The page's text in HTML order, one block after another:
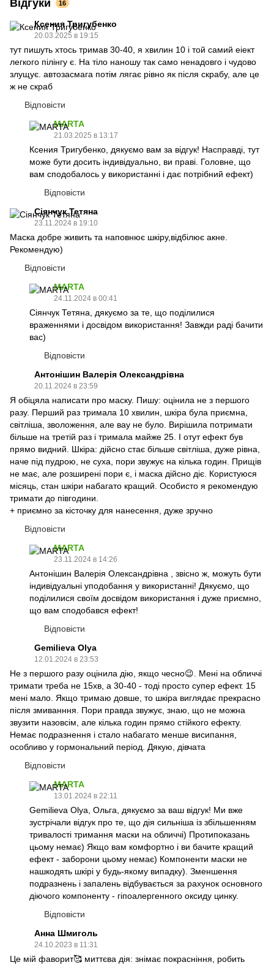
Відгуки 16
Ксения Тригубенко
20.03.2025 в 19:15
тут пишуть хтось тримав 30-40, я хвилин 10 і той самий еіект
легкого пілінгу є. На тіло наношу так само ненадовго і чудово
злущує. автозасмага потім лягає рівно як після скрабу, але це
ж не скраб
Відповісти
MARTA
21.03.2025 в 13:17
Ксения Тригубенко, дякуємо вам за відгук! Насправді, тут
може бути досить індивідуально, ви праві. Головне, що
вам сподобалось у використанні і дає потрібний ефект)
Відповісти
Сіянчук Тетяна
23.11.2024 в 19:10
Маска добре живить та наповнює шкіру,відбілює акне.
Рекомендую)
Відповісти
MARTA
24.11.2024 в 00:41
Сіянчук Тетяна, дякуємо за те, що поділилися
враженнями і досвідом використання! Завжди раді бачити
вас)
Відповісти
Антонішин Валерія Олександрівна
20.11.2024 в 23:59
Я обіцяла написати про маску. Пишу: оцінила не з першого
разу. Перший раз тримала 10 хвилин, шкіра була приємна,
світліша, зволоження, але вау не було. Вирішила потримати
більше на третій раз і тримала майже 25. І отут ефект був
прямо видний. Шкіра: дійсно стає більше світліша, дуже рівна,
наче під пудрою, не суха, пори звужує на кілька годин. Прищів
не має, але розширені пори є, і маска дійсно діє. Користуюся
місяць, стан шкіри набагато кращий. Особисто я рекомендую
тримати до півгодини.
+ приємно за кісточку для нанесення, дуже зручно
Відповісти
MARTA
23.11.2024 в 14:26
Антонішин Валерія Олександрівна , звісно ж, можуть бути
індивідуальні уподобання у використанні! Дякуємо, що
поділилися своїм досвідом використання і дуже приємно,
що вам сподобався ефект!
Відповісти
Gemilieva Olya
12.01.2024 в 23:53
Не з першого разу оцінила дію, якщо чесно😉. Мені на обличчі
тримати треба не 15хв, а 30-40 - тоді просто супер ефект. 15
мені мало. Якщо тримаю довше, то шкіра виглядає прекрасно
після змиванння. Пори правда звужує, знаю, що не можна
звузити назовсім, але кілька годин прямо стійкого ефекту.
Немає подразнення і стало набагато менше висипання,
особливо у гормональний період. Дякую, дівчата
Відповісти
MARTA
13.01.2024 в 22:11
Gemilieva Olya, Ольга, дякуємо за ваш відгук! Ми вже
зустрічали відгук про те, що дія сильніша із збільшенням
тривалості тримання маски на обличчі) Протипоказань
цьому немає) Якщо вам комфортно і ви бачите кращий
ефект - заборони цьому немає) Компоненти маски не
нашкодять шкірі у будь-якому випадку). Зменшення
подразнень і запалень відбувається за рахунок основного
діючого компоненту - гіпоалергенного оксиду цинку.
Відповісти
Анна Шмиголь
24.10.2023 в 11:31
Це мій фаворит🥰 миттєва дія: знімає покрасніння, робить